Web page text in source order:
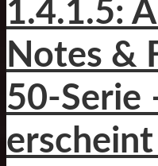
1.4.1.5:
Notes &
50-Serie
erscheint